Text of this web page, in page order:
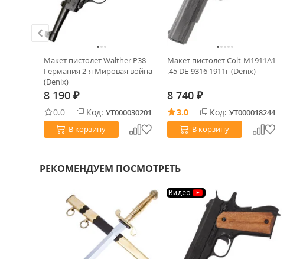
Макет пистолет Walther P38
Германия 2-я Мировая война
(Denix)
8 190 ₽
0.0 Код: УТ000030201
В корзину
Макет пистолет Colt-M1911A1
.45 DE-9316 1911г (Denix)
8 740 ₽
3.0 Код: УТ000018244
В корзину
РЕКОМЕНДУЕМ ПОСМОТРЕТЬ
Видео